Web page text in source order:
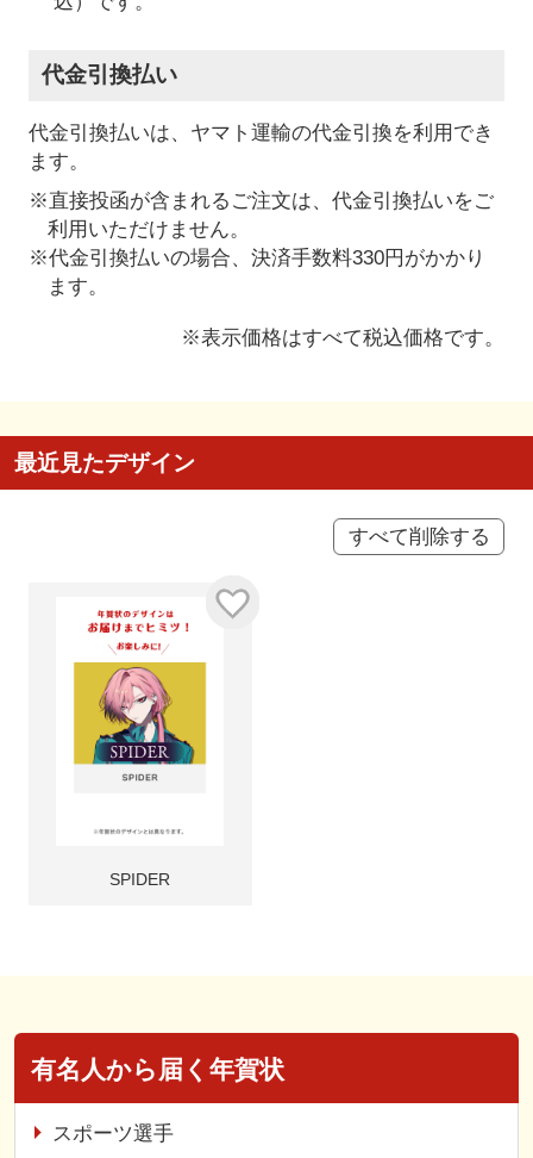
代金引換払い
代金引換払いは、ヤマト運輸の代金引換を利用でき
ます。
※直接投函が含まれるご注文は、代金引換払いをご
利用いただけません。
※代金引換払いの場合、決済手数料330円がかかり
ます。
※表示価格はすべて税込価格です。
最近見たデザイン
すべて削除する
SPIDER
有名人から届く年賀状
スポーツ選手